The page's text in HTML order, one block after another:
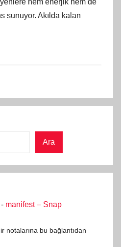
t
N
ı
a
f
d
n
sunuyor. Akılda kalan
Ara
- manifest – Snap
notalarına bu bağlantıdan